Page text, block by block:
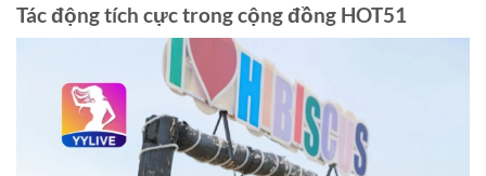
Tác động tích cực trong cộng đồng HOT51